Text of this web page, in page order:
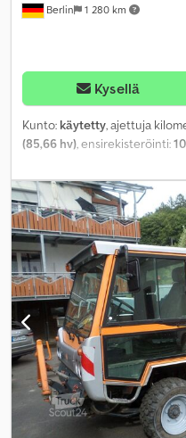
Berlin 1 280 km
Kysellä
Kunto: käytetty, ajettuja
(85,66 hv), ensirekisteröinti:
mekaaninen, kokonaisleveys:
mm , istuimien määrä:9,